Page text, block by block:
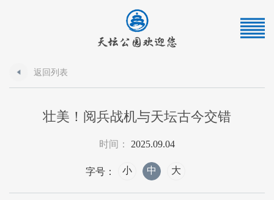
返回列表
壮美！阅兵战机与天坛古今交错
时间： 2025.09.04
字号： 小 中 大